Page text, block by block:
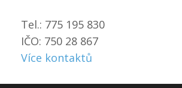
Tel.: 775 195 830
IČO: 750 28 867
Více kontaktů